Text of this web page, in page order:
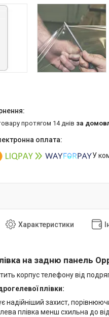
протягом 14 днів за
У
Характеристики
на задню панель
корпус телефону від
плівки:
надійніший захист,
плівка менш схильна до